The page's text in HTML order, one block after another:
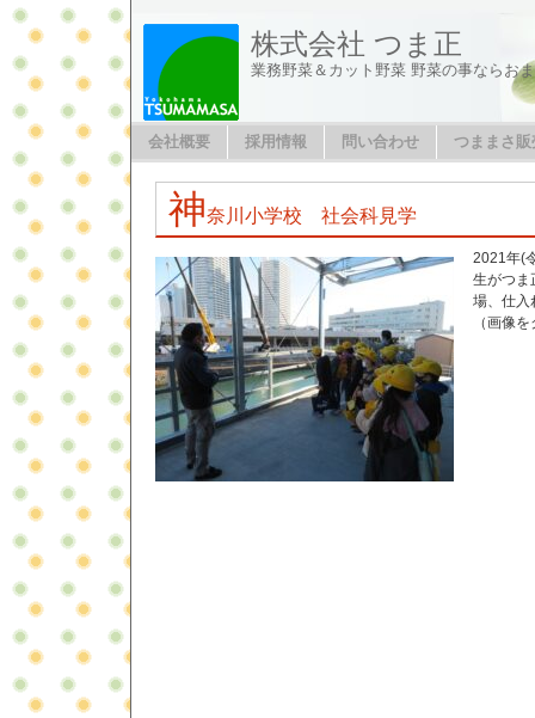
株式会社 つま正
業務野菜＆カット野菜 野菜の事ならお
会社概要 採用情報 問い合わせ つままさ
神奈川小学校 社会科見学
2021年(
生がつま
場、仕入
（画像